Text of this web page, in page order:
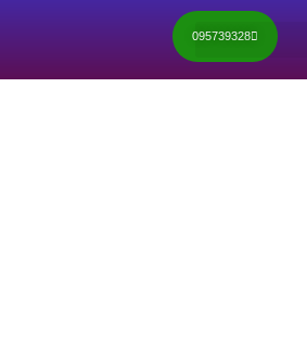
095739328